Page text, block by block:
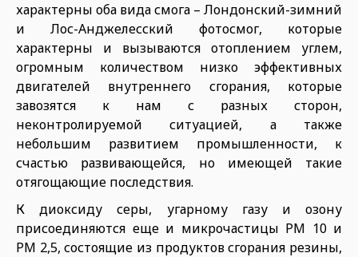
характерны оба вида смога – Лондонский-зимний
и Лос-Анджелесский фотосмог, которые
характерны и вызываются отоплением углем,
огромным количеством низко эффективных
двигателей внутреннего сгорания, которые
завозятся к нам с разных сторон,
неконтролируемой ситуацией, а также
небольшим развитием промышленности, к
счастью развивающейся, но имеющей такие
отягощающие последствия.
К диоксиду серы, угарному газу и озону
присоединяются еще и микрочастицы PМ 10 и
PМ 2,5, состоящие из продуктов сгорания резины,